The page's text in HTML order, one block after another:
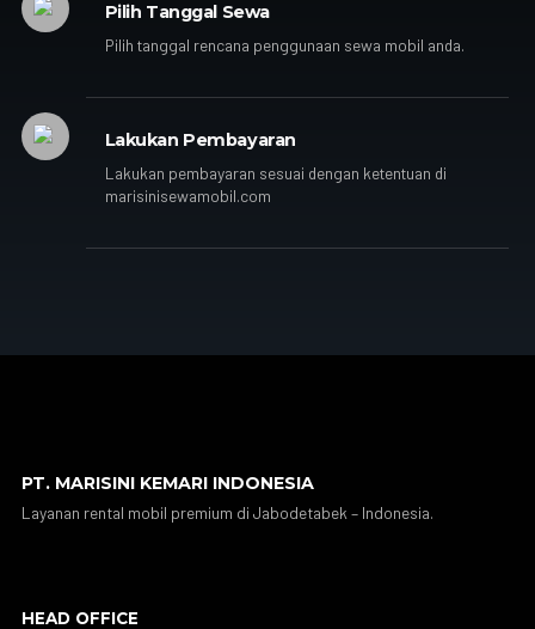
Pilih Tanggal Sewa
Pilih tanggal rencana penggunaan sewa mobil anda.
Lakukan Pembayaran
Lakukan pembayaran sesuai dengan ketentuan di
marisinisewamobil.com
PT. MARISINI KEMARI INDONESIA
Layanan rental mobil premium di Jabodetabek – Indonesia.
HEAD OFFICE